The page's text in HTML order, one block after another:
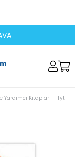
Yardımcı Kitapları Tyt